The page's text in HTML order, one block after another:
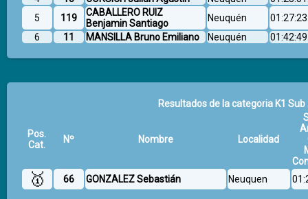
5
119
CABALLERO RUIZ
Benjamin Santiago
Neuquén
6
11 MANSILLA Bruno Emiliano Neuquén
Resultados de la categoria K1
Pos.
Cat.
Nº Nombre Localidad
🥇 66 GONZALEZ Sebastián Neuquen